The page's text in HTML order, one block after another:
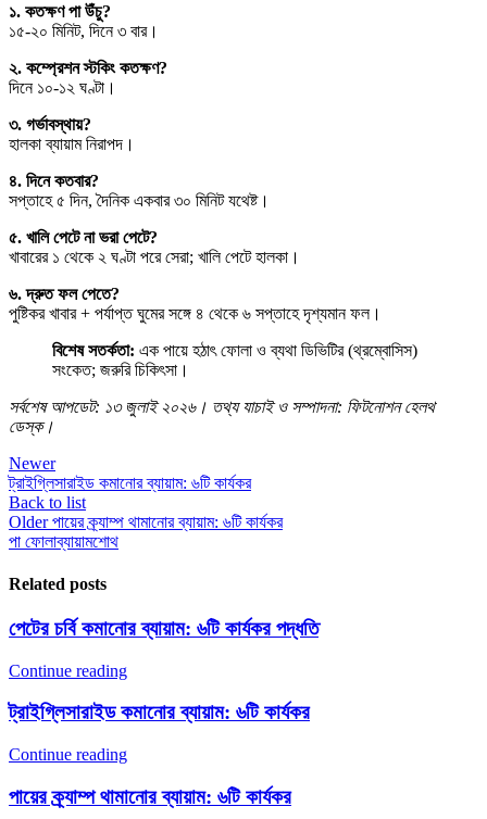
১. কতক্ষণ পা উঁচু?
১৫-২০ মিনিট, দিনে ৩ বার।
২. কম্প্রেশন স্টকিং কতক্ষণ?
দিনে ১০-১২ ঘণ্টা।
৩. গর্ভাবস্থায়?
হালকা ব্যায়াম নিরাপদ।
৪. দিনে কতবার?
সপ্তাহে ৫ দিন, দৈনিক একবার ৩০ মিনিট যথেষ্ট।
৫. খালি পেটে না ভরা পেটে?
খাবারের ১ থেকে ২ ঘণ্টা পরে সেরা; খালি পেটে হালকা।
৬. দ্রুত ফল পেতে?
পুষ্টিকর খাবার + পর্যাপ্ত ঘুমের সঙ্গে ৪ থেকে ৬ সপ্তাহে দৃশ্যমান ফল।
বিশেষ সতর্কতা: এক পায়ে হঠাৎ ফোলা ও ব্যথা ডিভিটির (থ্রম্বোসিস)
সংকেত; জরুরি চিকিৎসা।
সর্বশেষ আপডেট: ১৩ জুলাই ২০২৬। তথ্য যাচাই ও সম্পাদনা: ফিটনোশন হেলথ
ডেস্ক।
Newer
ট্রাইগ্লিসারাইড কমানোর ব্যায়াম: ৬টি কার্যকর
Back to list
Older পায়ের ক্র্যাম্প থামানোর ব্যায়াম: ৬টি কার্যকর
পা ফোলাব্যায়ামশোথ
Related posts
পেটের চর্বি কমানোর ব্যায়াম: ৬টি কার্যকর পদ্ধতি
Continue reading
ট্রাইগ্লিসারাইড কমানোর ব্যায়াম: ৬টি কার্যকর
Continue reading
পায়ের ক্র্যাম্প থামানোর ব্যায়াম: ৬টি কার্যকর